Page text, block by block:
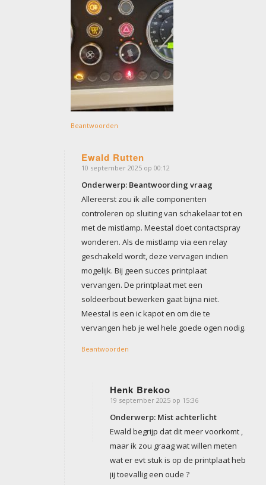
Beantwoorden
Ewald Rutten
zegt:
10 september 2025 op 00:12
Onderwerp: Beantwoording vraag
Allereerst zou ik alle componenten
controleren op sluiting van schakelaar tot en
met de mistlamp. Meestal doet contactspray
wonderen. Als de mistlamp via een relay
geschakeld wordt, deze vervagen indien
mogelijk. Bij geen succes printplaat
vervangen. De printplaat met een
soldeerbout bewerken gaat bijna niet.
Meestal is een ic kapot en om die te
vervangen heb je wel hele goede ogen nodig.
Beantwoorden
Henk Brekoo
zegt:
19 september 2025 op 15:36
Onderwerp: Mist achterlicht
Ewald begrijp dat dit meer voorkomt ,
maar ik zou graag wat willen meten
wat er evt stuk is op de printplaat heb
jij toevallig een oude ?